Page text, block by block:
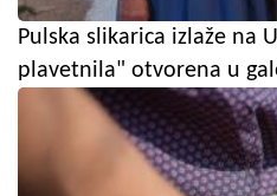
Pulska slikarica izlaže na
plavetnila" otvorena u